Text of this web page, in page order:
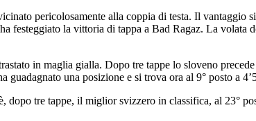
pericolosamente alla coppia di testa. Il
festeggiato la vittoria di tappa a Bad Ragaz. La
in maglia gialla. Dopo tre tappe lo sloveno
guadagnato una posizione e si trova ora al 9° posto a
tre tappe, il miglior svizzero in classifica, al 23°